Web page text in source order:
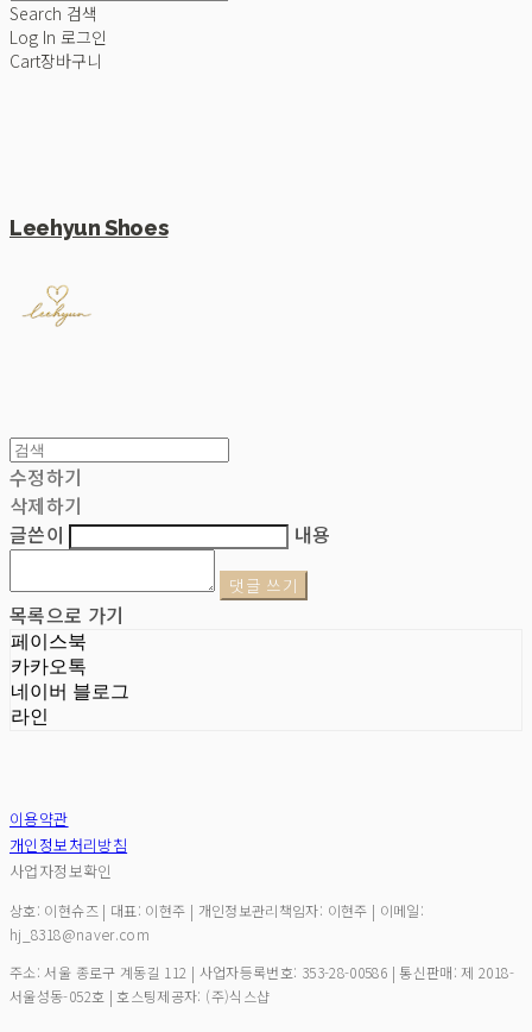
Search 검색
Log In 로그인
Cart장바구니
Leehyun Shoes
수정하기
삭제하기
글쓴이
내용
댓글 쓰기
목록으로 가기
페이스북
카카오톡
네이버 블로그
라인
이용약관
개인정보처리방침
사업자정보확인
상호: 이현슈즈 | 대표: 이현주 | 개인정보관리책임자: 이현주 | 이메일:
hj_8318@naver.com
주소: 서울 종로구 계동길 112 | 사업자등록번호: 353-28-00586 | 통신판매:제 2018-
서울성동-052호 | 호스팅제공자: (주)식스샵